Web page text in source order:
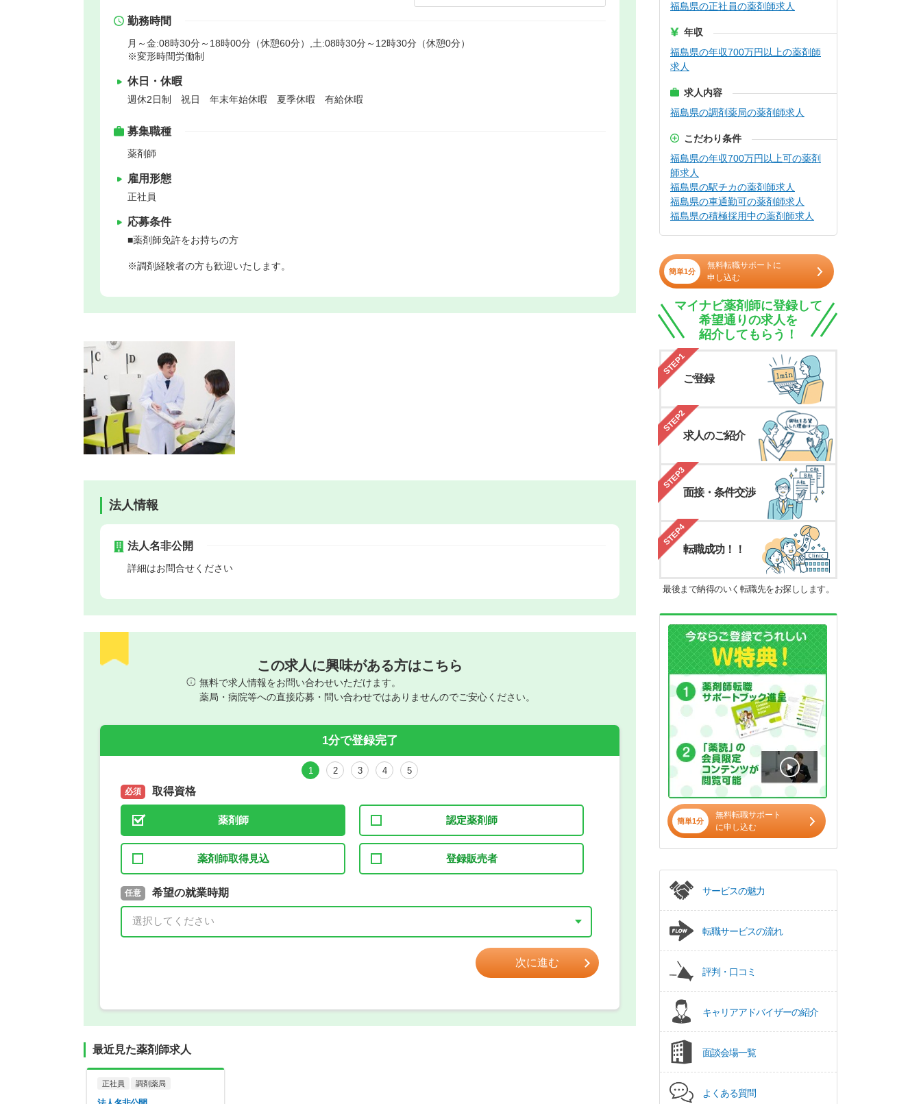
勤務時間
月～金:08時30分～18時00分（休憩60分）,土:08時30分～12時30分（休憩0分）
※変形時間労働制
休日・休暇
週休2日制 祝日 年末年始休暇 夏季休暇 有給休暇
募集職種
薬剤師
雇用形態
正社員
応募条件
■薬剤師免許をお持ちの方
※調剤経験者の方も歓迎いたします。
法人情報
法人名非公開
詳細はお問合せください
この求人に興味がある方はこちら
無料で求人情報をお問い合わせいただけます。
薬局・病院等への直接応募・問い合わせではありませんのでご安心ください。
1分で登録完了
1 2 3 4 5
必須 取得資格
薬剤師 認定薬剤師
薬剤師取得見込 登録販売者
必須 取得予定年
年 3月
任意 希望の就業時期
希望の働き方
正社員
次に進む
最近見た薬剤師求人
正社員 調剤薬局
福島県の正社員の薬剤師求人
年収
福島県の年収700万円以上の薬剤師
求人
求人内容
福島県の調剤薬局の薬剤師求人
こだわり条件
福島県の年収700万円以上可の薬剤
師求人
福島県の駅チカの薬剤師求人
福島県の車通勤可の薬剤師求人
福島県の積極採用中の薬剤師求人
簡単1分
無料転職サポートに
申し込む
マイナビ薬剤師に登録して
希望通りの求人を
紹介してもらう！
STEP1
ご登録
STEP2
求人のご紹介
STEP3
面接・条件交渉
STEP4
転職成功！！
最後まで納得のいく転職先をお探しします。
簡単1分
無料転職サポート
に申し込む
サービスの魅力
転職サービスの流れ
評判・口コミ
キャリアアドバイザーの紹介
面談会場一覧
よくある質問